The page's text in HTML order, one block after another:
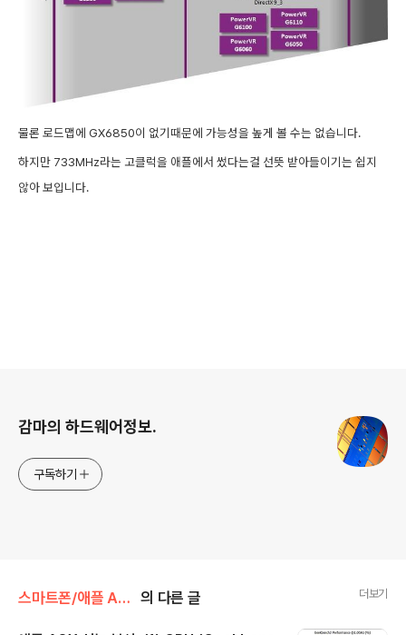
물론 로드맵에 GX6850이 없기때문에 가능성을 높게 볼 수는 없습니다.
하지만 733MHz라는 고클럭을 애플에서 썼다는걸 선뜻 받아들이기는 쉽지
않아 보입니다.
감마의 하드웨어정보.
구독하기
스마트폰/애플 APPLE 의 다른 글 더보기